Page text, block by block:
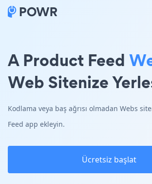
A Product Feed
Web Sitenize
Kodlama veya baş ağrısı olmadan Webs
Feed app ekleyin.
Ücretsiz başlat